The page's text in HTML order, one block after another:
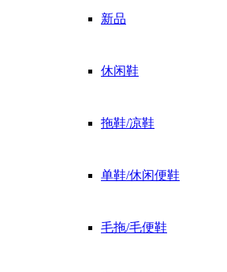
新品
休闲鞋
拖鞋/凉鞋
单鞋/休闲便鞋
毛拖/毛便鞋